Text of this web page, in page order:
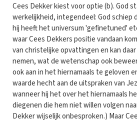
Cees Dekker kiest voor optie (b). God
werkelijkheid, integendeel: God schiep
hij heeft het universum 'gefinetuned'
waar Cees Dekkers positie vandaan
van christelijke opvattingen en kan
nemen, wat de wetenschap ook
ook aan in het hiernamaals te geloven
waarde hecht aan de uitspraken van
wanneer hij het over het hiernamaals
diegenen die hem niet willen volgen
Dekker wijselijk onbesproken.) Maar